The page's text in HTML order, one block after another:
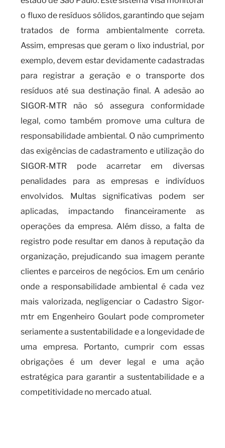
o fluxo de resíduos sólidos, garantindo que sejam
tratados de forma ambientalmente correta.
Assim, empresas que geram o lixo industrial, por
exemplo, devem estar devidamente cadastradas
para registrar a geração e o transporte dos
resíduos até sua destinação final. A adesão ao
SIGOR-MTR não só assegura conformidade
legal, como também promove uma cultura de
responsabilidade ambiental. O não cumprimento
das exigências de cadastramento e utilização do
SIGOR-MTR pode acarretar em diversas
penalidades para as empresas e indivíduos
envolvidos. Multas significativas podem ser
aplicadas, impactando financeiramente as
operações da empresa. Além disso, a falta de
registro pode resultar em danos à reputação da
organização, prejudicando sua imagem perante
clientes e parceiros de negócios. Em um cenário
onde a responsabilidade ambiental é cada vez
mais valorizada, negligenciar o Cadastro Sigor-
mtr em Engenheiro Goulart pode comprometer
seriamente a sustentabilidade e a longevidade de
uma empresa. Portanto, cumprir com essas
obrigações é um dever legal e uma ação
estratégica para garantir a sustentabilidade e a
competitividade no mercado atual.